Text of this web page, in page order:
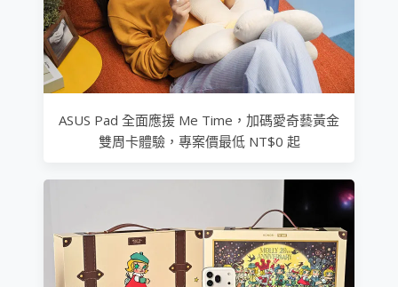
ASUS Pad 全面應援 Me Time，加碼愛奇藝黃金
雙周卡體驗，專案價最低 NT$0 起